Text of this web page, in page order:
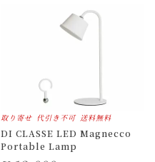
取り寄せ 代引き不可 送料無料
DI CLASSE LED Magnecco
Portable Lamp